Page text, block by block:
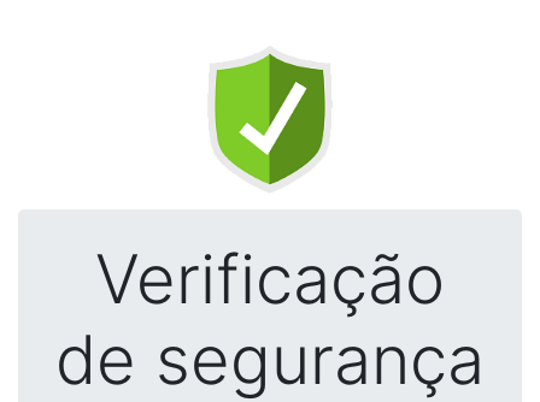
Verificação
de segurança